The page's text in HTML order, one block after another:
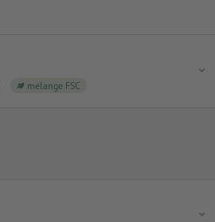
mélange FSC